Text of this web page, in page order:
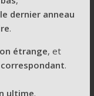
dernier anneau
.
étrange, et
.
ultime.